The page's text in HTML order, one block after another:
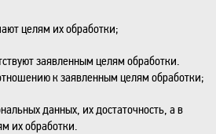
целям их обработки;
заявленным целям обработки.
к заявленным целям обработки;
данных, их достаточность, а в
их обработки.